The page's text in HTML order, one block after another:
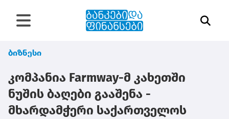
ბიზნესი
კომპანია Farmway-მ კახეთში
ნუშის ბაღები გააშენა -
მხარდამჭერი საქართველოს